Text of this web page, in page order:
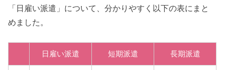
「日雇い派遣」について、分かりやすく以下の表にまと
めました。
日雇い派遣 短期派遣 長期派遣